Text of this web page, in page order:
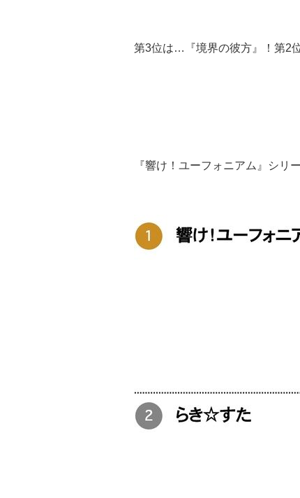
第3位は…『境界の彼方』！第2
『響け！ユーフォニアム』シリ